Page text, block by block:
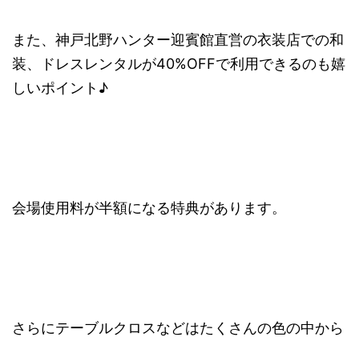
また、神戸北野ハンター迎賓館直営の衣装店での和
装、ドレスレンタルが40%OFFで利用できるのも嬉
しいポイント♪
会場使用料が半額になる特典があります。
さらにテーブルクロスなどはたくさんの色の中から